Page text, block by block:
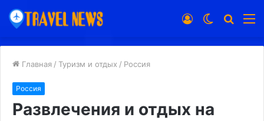
Switch
Войти
Главная / Туризм и отдых / Россия
Россия
Развлечения и отдых на